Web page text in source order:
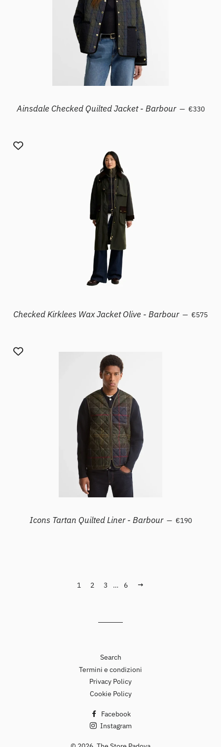
Ainsdale Checked Quilted Jacket - Barbour — Prezzo di
€330
Checked Kirklees Wax Jacket Olive - Barbour — Prezzo
€575
Icons Tartan Quilted Liner - Barbour — Prezzo di
€190
1 2 3 … 6
Search
Termini e condizioni
Privacy Policy
Cookie Policy
Facebook
Instagram